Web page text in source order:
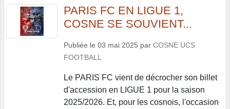
PARIS FC EN LIGUE 1,
COSNE SE SOUVIENT...
Publiée le 03 mai 2025 par COSNE UCS
FOOTBALL
Le PARIS FC vient de décrocher son billet
d'accession en LIGUE 1 pour la saison
2025/2026. Et, pour les cosnois, l'occasion